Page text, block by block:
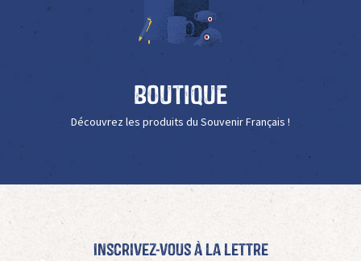
Boutique
Découvrez les produits du Souvenir Français !
Inscrivez-vous à La Lettre